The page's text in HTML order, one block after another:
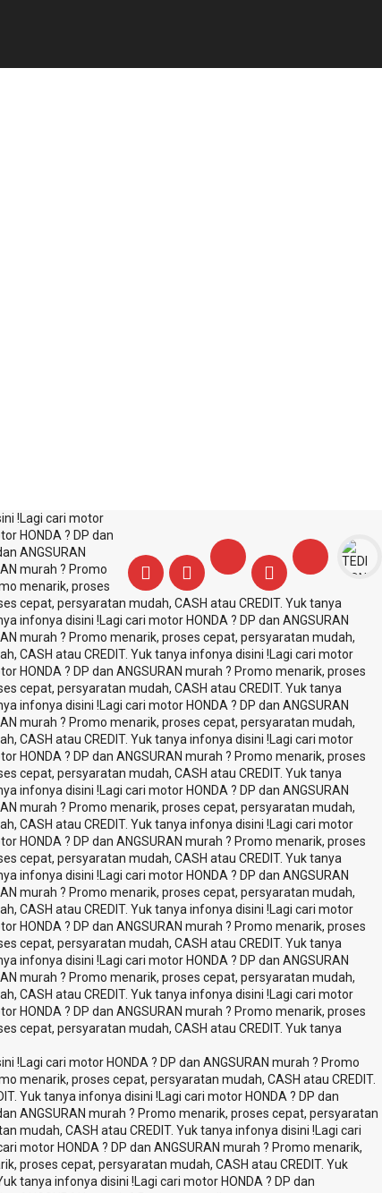
! Lagi cari motor
HONDA ? DP dan
ANGSURAN
murah ? Promo
menarik, proses
cepat, persyaratan mudah, CASH atau CREDIT. Yuk tanya
infonya disini ! Lagi cari motor HONDA ? DP dan ANGSURAN
murah ? Promo menarik, proses cepat, persyaratan mudah,
CASH atau CREDIT. Yuk tanya infonya disini ! Lagi cari motor
HONDA ? DP dan ANGSURAN murah ? Promo menarik, proses
cepat, persyaratan mudah, CASH atau CREDIT. Yuk tanya
infonya disini ! Lagi cari motor HONDA ? DP dan ANGSURAN
murah ? Promo menarik, proses cepat, persyaratan mudah,
CASH atau CREDIT. Yuk tanya infonya disini ! Lagi cari motor
HONDA ? DP dan ANGSURAN murah ? Promo menarik, proses
cepat, persyaratan mudah, CASH atau CREDIT. Yuk tanya
infonya disini ! Lagi cari motor HONDA ? DP dan ANGSURAN
murah ? Promo menarik, proses cepat, persyaratan mudah,
CASH atau CREDIT. Yuk tanya infonya disini ! Lagi cari motor
HONDA ? DP dan ANGSURAN murah ? Promo menarik, proses
cepat, persyaratan mudah, CASH atau CREDIT. Yuk tanya
infonya disini ! Lagi cari motor HONDA ? DP dan ANGSURAN
murah ? Promo menarik, proses cepat, persyaratan mudah,
CASH atau CREDIT. Yuk tanya infonya disini ! Lagi cari motor
HONDA ? DP dan ANGSURAN murah ? Promo menarik, proses
cepat, persyaratan mudah, CASH atau CREDIT. Yuk tanya
infonya disini ! Lagi cari motor HONDA ? DP dan ANGSURAN
murah ? Promo menarik, proses cepat, persyaratan mudah,
CASH atau CREDIT. Yuk tanya infonya disini ! Lagi cari motor
HONDA ? DP dan ANGSURAN murah ? Promo menarik, proses
cepat, persyaratan mudah, CASH atau CREDIT. Yuk tanya
! Lagi cari motor HONDA ? DP dan ANGSURAN murah ? Promo
menarik, proses cepat, persyaratan mudah, CASH atau CREDIT.
Yuk tanya infonya disini ! Lagi cari motor HONDA ? DP dan
ANGSURAN murah ? Promo menarik, proses cepat, persyaratan
mudah, CASH atau CREDIT. Yuk tanya infonya disini ! Lagi cari
motor HONDA ? DP dan ANGSURAN murah ? Promo menarik,
proses cepat, persyaratan mudah, CASH atau CREDIT. Yuk
tanya infonya disini ! Lagi cari motor HONDA ? DP dan